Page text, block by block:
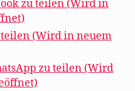
zu teilen (Wird in
(Wird in neuem
zu teilen (Wird